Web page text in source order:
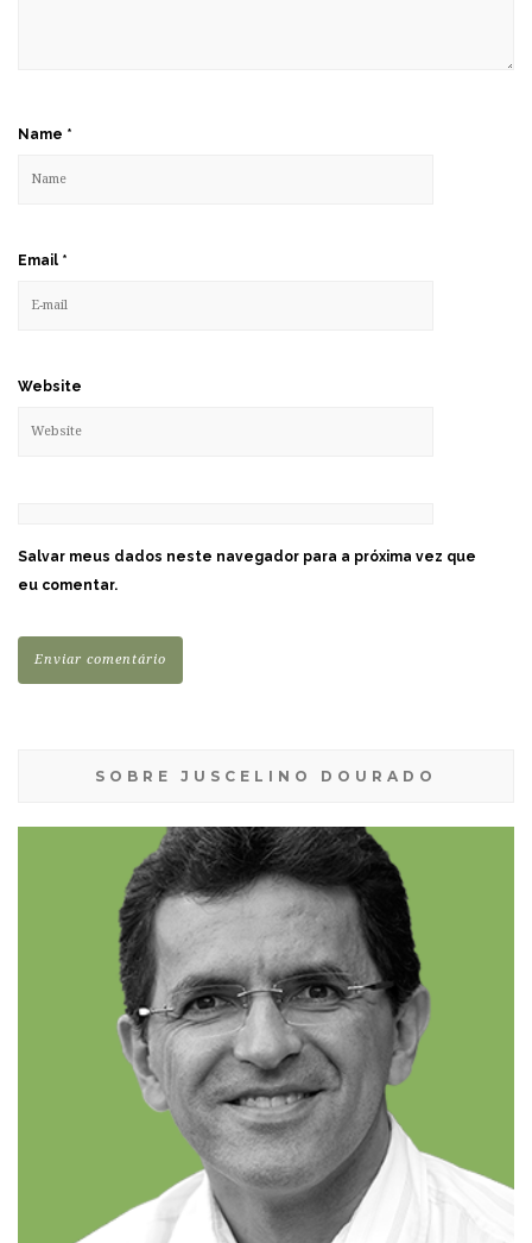
Name *
Email *
Website
Salvar meus dados neste navegador para a próxima vez que
eu comentar.
SOBRE JUSCELINO DOURADO